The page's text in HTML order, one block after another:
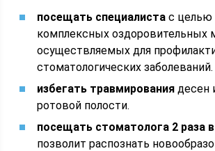
посещать специалиста с целью
комплексных оздоровительных
осуществляемых для
стоматологических заболеваний.
избегать травмирования десен
ротовой полости.
посещать стоматолога 2 раза
позволит распознать